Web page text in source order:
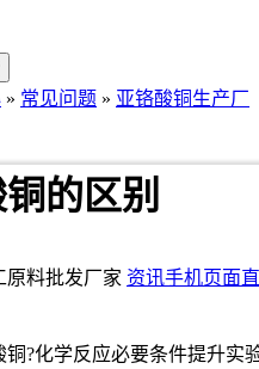
» 常见问题 » 亚铬酸铜生产厂
的区别
原料批发厂家 资讯手机页面
?化学反应必要条件提升